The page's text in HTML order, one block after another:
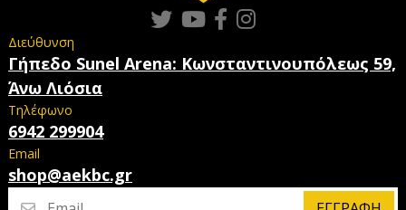
Διεύθυνση
Γήπεδο Sunel Arena: Κωνσταντινουπόλεως 59,
Άνω Λιόσια
Τηλέφωνο
6942 299904
Email
shop@aekbc.gr